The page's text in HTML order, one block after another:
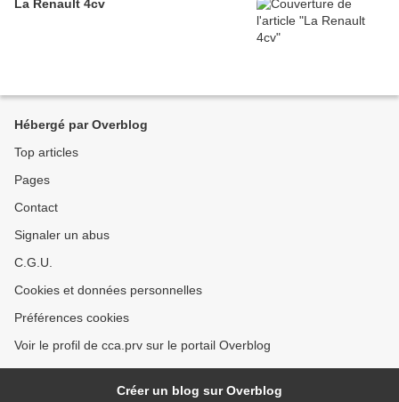
La Renault 4cv
Hébergé par Overblog
Top articles
Pages
Contact
Signaler un abus
C.G.U.
Cookies et données personnelles
Préférences cookies
Voir le profil de cca.prv sur le portail Overblog
Créer un blog sur Overblog